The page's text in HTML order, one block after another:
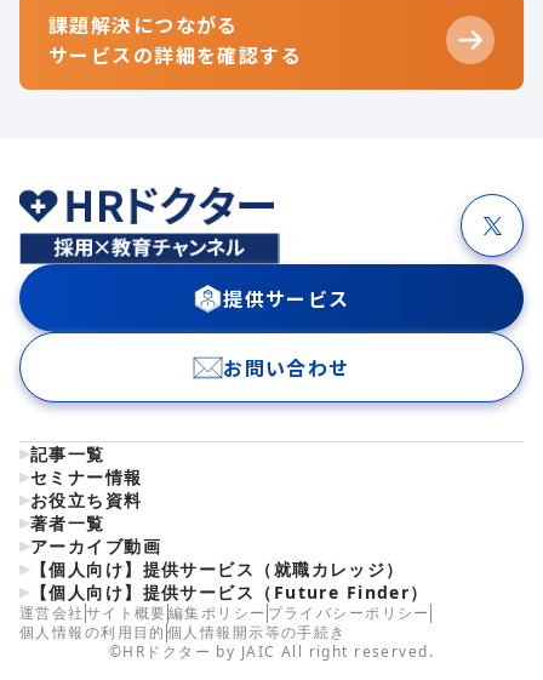
課題解決につながる
サービスの詳細を確認する
提供サービス
お問い合わせ
記事一覧
セミナー情報
お役立ち資料
著者一覧
アーカイブ動画
【個人向け】提供サービス（就職カレッジ）
【個人向け】提供サービス（Future Finder）
運営会社 サイト概要編集ポリシー プライバシーポリシー
個人情報の利用目的 個人情報開示等の手続き
©HRドクター by JAIC All right reserved.